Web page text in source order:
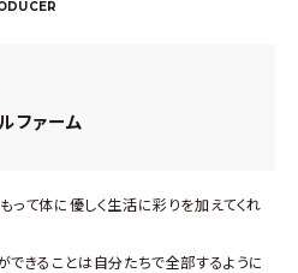
ファーム
て体に優しく生活に彩りを加えてくれ
きることは自分たちで全部するように